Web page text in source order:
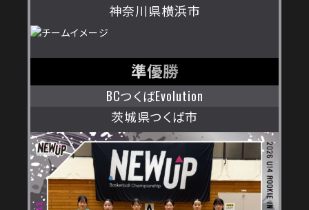
神奈川県横浜市
準優勝
BCつくばEvolution
茨城県つくば市